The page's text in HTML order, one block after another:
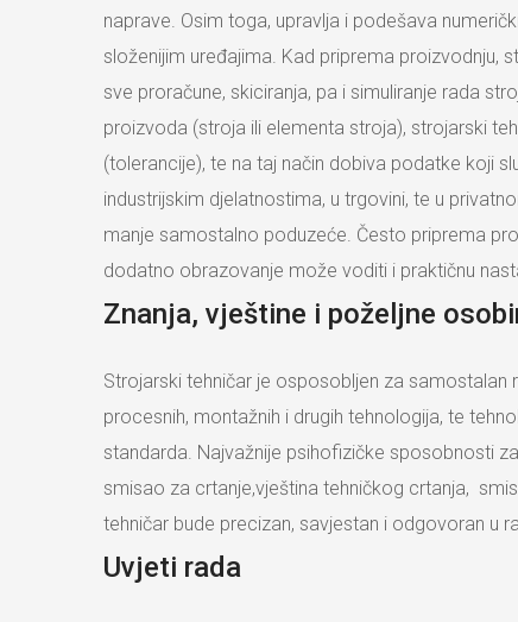
naprave. Osim toga, upravlja i podešava
složenijim uređajima. Kad priprema proizvodnju,
sve proračune, skiciranja, pa i simuliranje rada
proizvoda (stroja ili elementa stroja), strojarski
(tolerancije), te na taj način dobiva podatke koji
industrijskim djelatnostima, u trgovini, te u
manje samostalno poduzeće. Često priprema
dodatno obrazovanje može voditi i praktičnu
Znanja, vještine i poželjne
Strojarski tehničar je osposobljen za samostalan
procesnih, montažnih i drugih tehnologija, te
standarda. Najvažnije psihofizičke sposobnosti
smisao za crtanje,vještina tehničkog crtanja,
tehničar bude precizan, savjestan i odgovoran u
Uvjeti rada